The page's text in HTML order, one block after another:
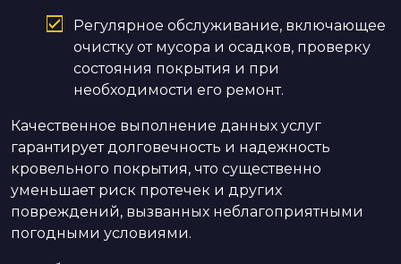
Регулярное обслуживание, включающее
очистку от мусора и осадков, проверку
состояния покрытия и при
необходимости его ремонт.
Качественное выполнение данных услуг
гарантирует долговечность и надежность
кровельного покрытия, что существенно
уменьшает риск протечек и других
повреждений, вызванных неблагоприятными
погодными условиями.